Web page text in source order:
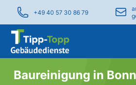
+49 40 57 30 86 79
Baureinigung in